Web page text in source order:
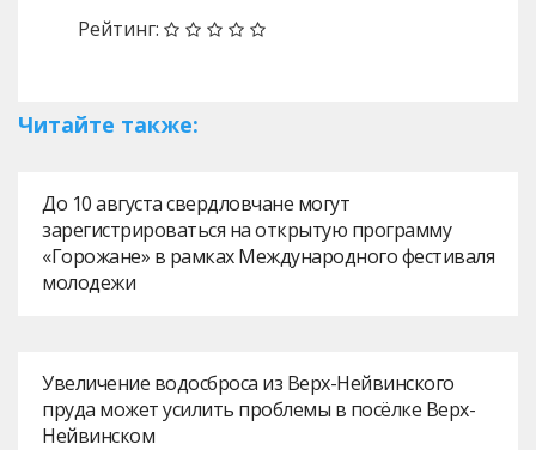
Рейтинг:
Читайте также:
До 10 августа свердловчане могут
зарегистрироваться на открытую программу
«Горожане» в рамках Международного фестиваля
молодежи
Увеличение водосброса из Верх-Нейвинского
пруда может усилить проблемы в посёлке Верх-
Нейвинском